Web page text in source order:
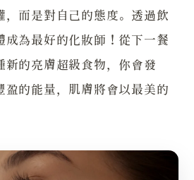
，而是對自己的態度。透過飲
成為最好的化妝師！從下一餐
新的亮膚超級食物，你會發
盈的能量，肌膚將會以最美的